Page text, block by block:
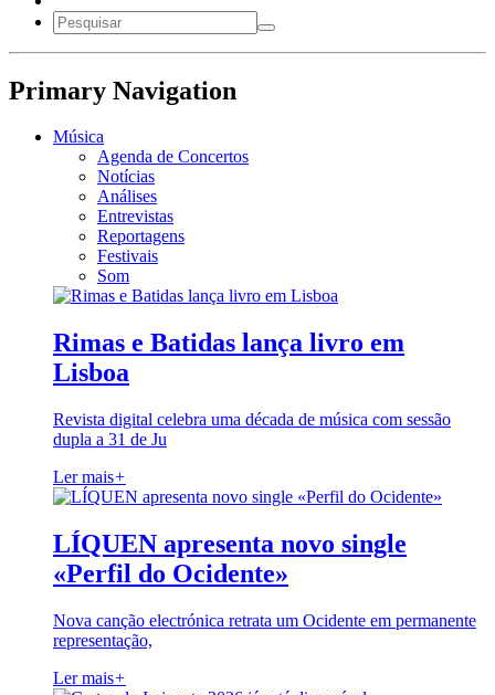
Primary Navigation
Música
Agenda de Concertos
Notícias
Análises
Entrevistas
Reportagens
Festivais
Som
Rimas e Batidas lança livro em
Lisboa
Revista digital celebra uma década de música com sessão
dupla a 31 de Ju
Ler mais+
LÍQUEN apresenta novo single
«Perfil do Ocidente»
Nova canção electrónica retrata um Ocidente em permanente
representação,
Ler mais+